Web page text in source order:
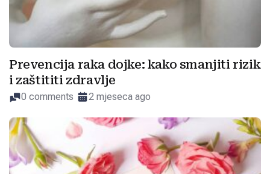
Prevencija raka dojke: kako smanjiti rizik
i zaštititi zdravlje
0 comments 2 mjeseca ago